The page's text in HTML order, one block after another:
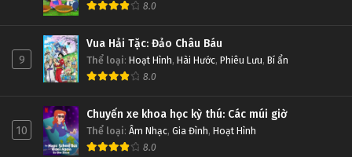
8.0
9
Vua Hải Tặc: Đảo Châu Báu
Thể loại: Hoạt Hình, Hài Hước, Phiêu Lưu, Bí ẩn
8.0
10
Chuyến xe khoa học kỳ thú: Các múi giờ
Thể loại: Âm Nhạc, Gia Đình, Hoạt Hình
8.0